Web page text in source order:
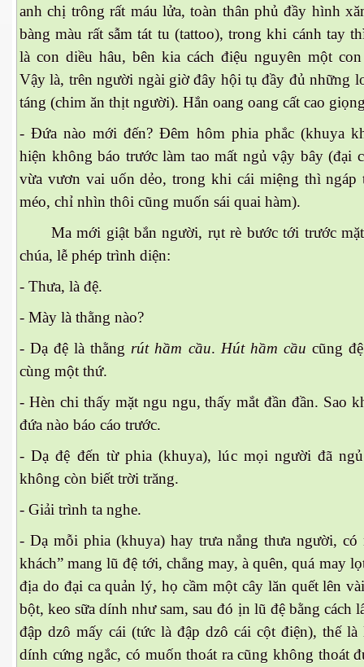
anh chị trông rất máu lửa, toàn thân phủ đầy hình
bàng màu rất sẫm tát tu (tattoo), trong khi cánh tay
là con diều hâu, bên kia cách điệu nguyên một
Vậy là, trên người ngài giờ đây hội tụ đầy đủ những
táng (chim ăn thịt người). Hắn oang oang cất cao
- Đứa nào mới đến? Đêm hôm phia phắc (khuya
hiện không báo trước làm tao mất ngủ vậy bây (đại
vừa vươn vai uốn dẻo, trong khi cái miệng thì ngáp
méo, chỉ nhìn thôi cũng muốn sái quai hàm).
Ma mới giật bắn người, rụt rè bước tới trước mặt
chúa, lễ phép trình diện:
- Thưa, là đệ.
- Mày là thằng nào?
- Dạ đệ là thằng rút hầm cầu. Hút hầm cầu cũng
cùng một thứ.
- Hèn chi thấy mặt ngu ngu, thấy mắt đần đần. Sao
đứa nào báo cáo trước.
- Dạ đệ đến từ phia (khuya), lúc mọi người đã
không còn biết trời trăng.
- Giải trình ta nghe.
- Dạ mỗi phia (khuya) hay trưa nắng thưa người, có
khách” mang lũ đệ tới, chẳng may, à quên, quá may
địa do đại ca quản lý, họ cầm một cây lăn quết lên
bột, keo sữa dính như sam, sau đó ịn lũ đệ bằng cách
đập dzô mấy cái (tức là đập dzô cái cột điện), thế là
dính cứng ngắc, có muốn thoát ra cũng không thoát